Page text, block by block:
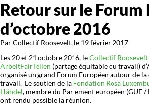
Retour sur le Forum
d’octobre 2016
Par Collectif Roosevelt, le 19 février 2017
Les 20 et 21 octobre 2016, leCollectif Roosevelt
ArbeitFairTeilen (partage équitable du travail)
organisé un grand Forum Européen autour de
travail. Le soutien de la Fondation Rosa
Händel, membre du Parlement européen (GUE /
ont rendu possible la réunion.